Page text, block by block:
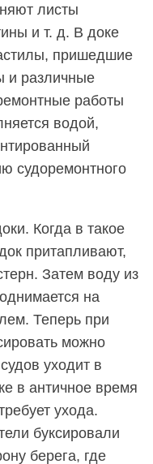
листы
и т. д. В доке
пришедшие
и различные
работы
водой,
судоремонтного
Когда в такое
притапливают,
Затем воду из
на
Теперь при
можно
уходит в
в античное время
ухода.
буксировали
берега, где